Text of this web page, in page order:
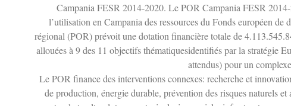
Campania FESR 2014-2020. Le POR Campania FESR
l’utilisation en Campania des ressources du Fonds européen
régional (POR) prévoit une dotation financière totale de
allouées à 9 des 11 objectifs thématiquesidentifiés par la stratégie
attendus) pour un
Le POR finance des interventions connexes: recherche et
de production, énergie durable, prévention des risques naturels